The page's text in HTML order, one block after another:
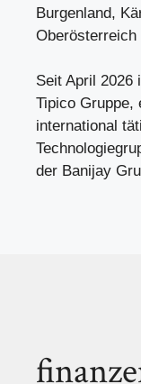
Burgenland,
Seit April 2026
Tipico Gruppe,
international
der Banijay